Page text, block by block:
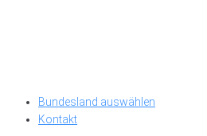
Bundesland auswählen
Kontakt